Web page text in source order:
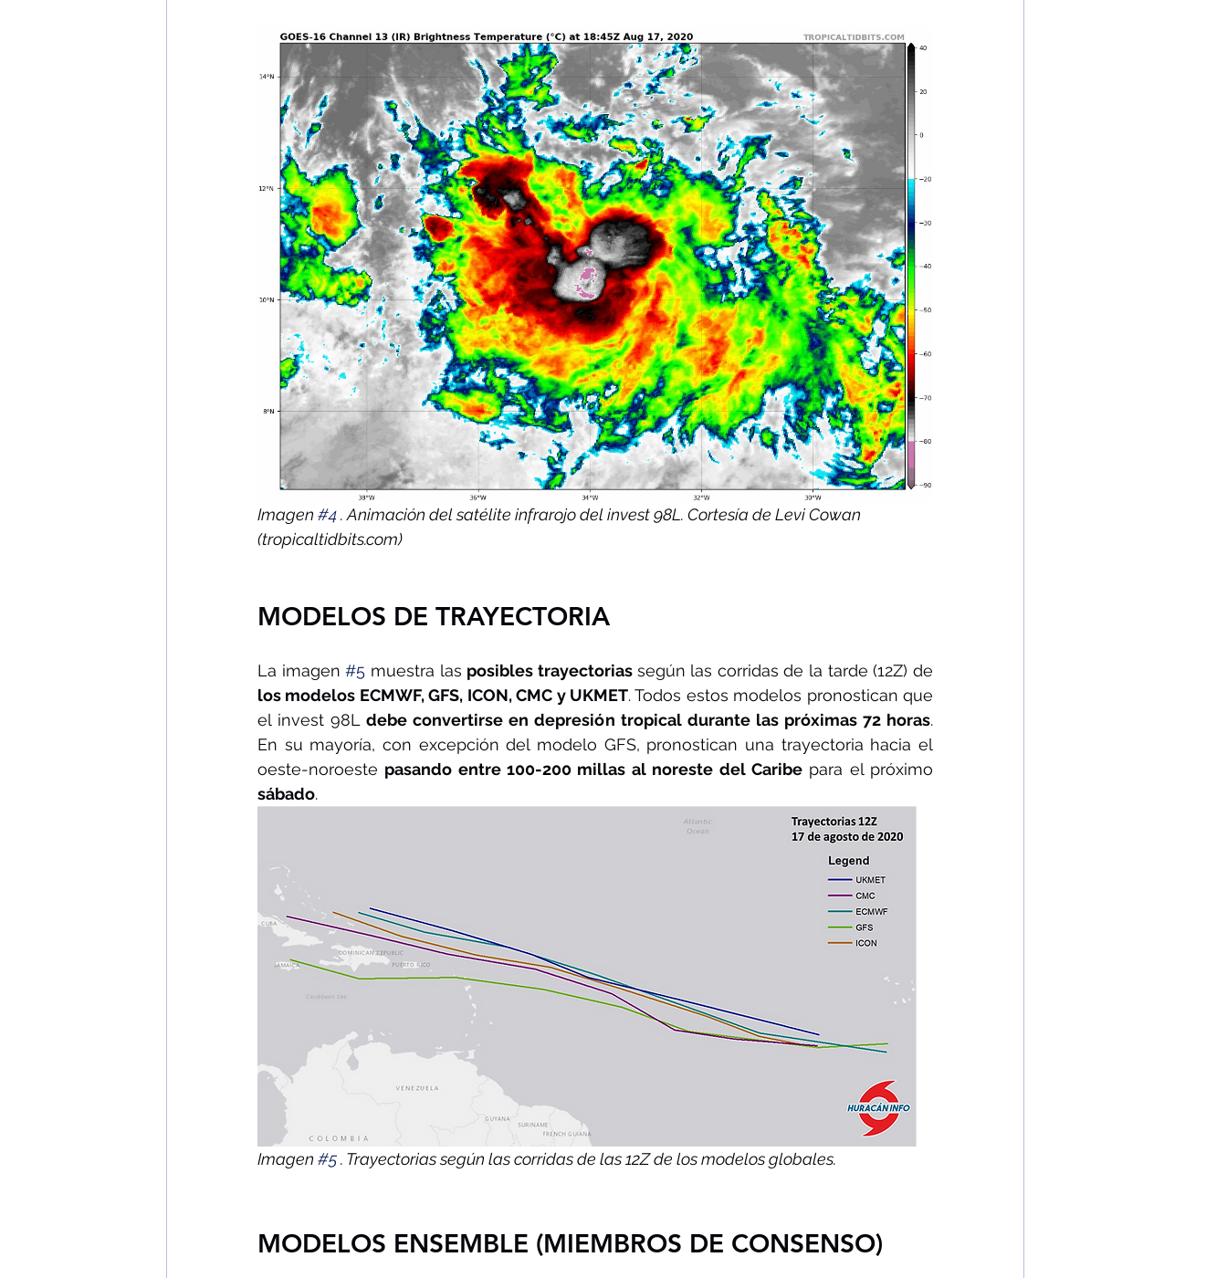
Imagen #4 . Animación del satélite infrarojo del invest 98L. Cortesía de Levi Cowan
(tropicaltidbits.com)
MODELOS DE TRAYECTORIA
La imagen #5 muestra las posibles trayectorias
los modelos ECMWF, GFS, ICON, CMC y UKMET. Todos estos modelos pronostican que
el invest 98L debe convertirse en depresión tropical durante las próximas 72 horas.
En su mayoría, con excepción del modelo GFS, pronostican una trayectoria hacia el
oeste-noroeste pasando entre 100-200 millas al noreste del Caribe
sábado.
Imagen #5 . Trayectorias según las corridas de las 12Z de los modelos globales.
MODELOS ENSEMBLE (MIEMBROS DE CONSENSO)